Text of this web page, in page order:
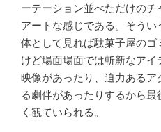
ーテーション並べただけの
アートな感じである。そう
体として見れば駄菓子屋の
けど場面場面では斬新なア
映像があったり、迫力ある
る劇伴があったりするから
く観ていられる。